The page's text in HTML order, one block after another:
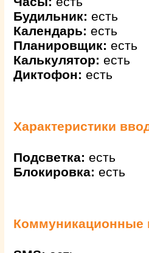
Будильник: есть
Календарь: есть
Планировщик: есть
Калькулятор: есть
Диктофон: есть
Характеристики
Подсветка: есть
Блокировка: есть
Коммуникационные